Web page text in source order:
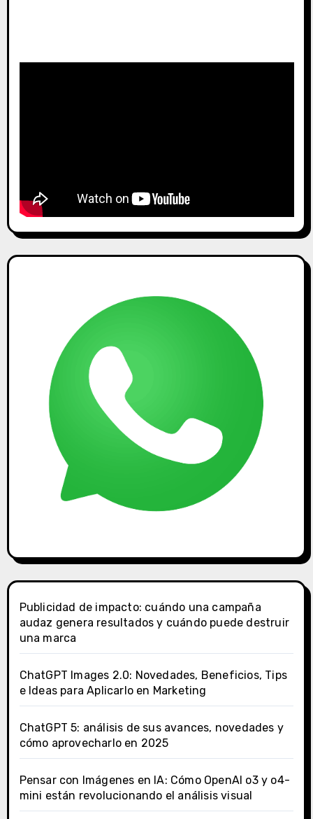
Publicidad de impacto: cuándo una campaña
audaz genera resultados y cuándo puede destruir
una marca
ChatGPT Images 2.0: Novedades, Beneficios, Tips
e Ideas para Aplicarlo en Marketing
ChatGPT 5: análisis de sus avances, novedades y
cómo aprovecharlo en 2025
Pensar con Imágenes en IA: Cómo OpenAI o3 y o4-
mini están revolucionando el análisis visual